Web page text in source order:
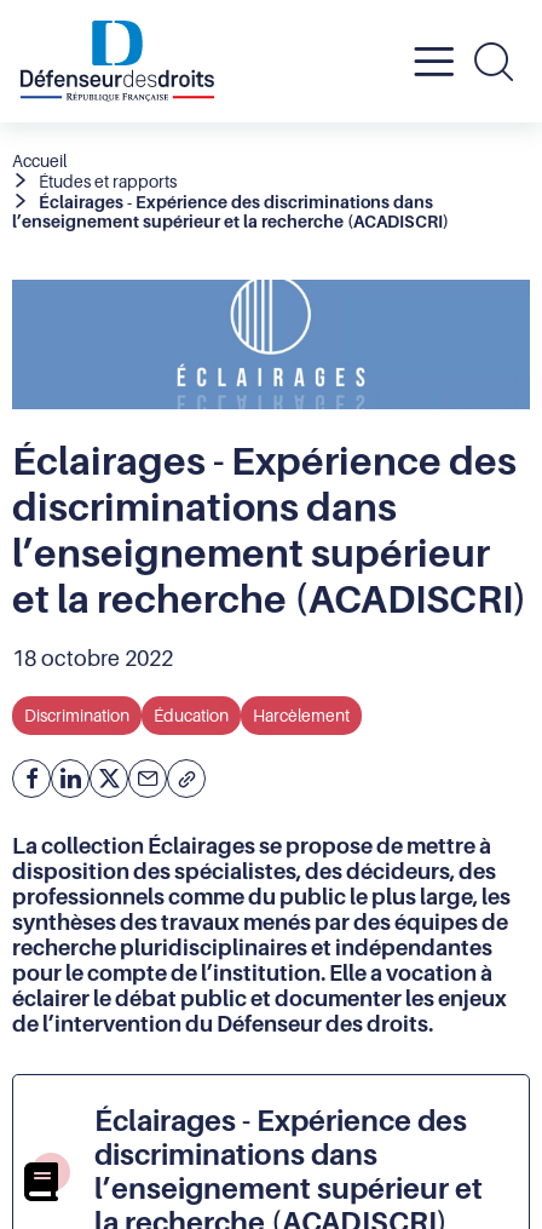
menu
Fil
d'Ariane
Accueil
Études et rapports
Éclairages - Expérience des discriminations dans
l’enseignement supérieur et la recherche (ACADISCRI)
Éclairages - Expérience des
discriminations dans
l’enseignement supérieur
et la recherche (ACADISCRI)
18 octobre 2022
Discrimination Éducation Harcèlement
Facebook
Partager
Linkedin
Partager
X
Courriel
Copier
de
la
page
(URL)
dans
le
presse-
papier
La collection Éclairages se propose de mettre à
disposition des spécialistes, des décideurs, des
professionnels comme du public le plus large, les
synthèses des travaux menés par des équipes de
recherche pluridisciplinaires et indépendantes
pour le compte de l’institution. Elle a vocation à
éclairer le débat public et documenter les enjeux
de l’intervention du Défenseur des droits.
Éclairages - Expérience des
discriminations dans
l’enseignement supérieur et
la recherche (ACADISCRI)